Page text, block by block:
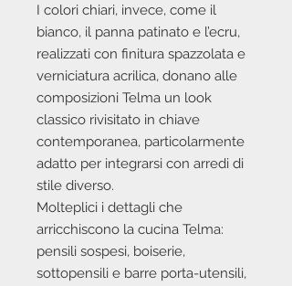
I colori chiari, invece, come il
bianco, il panna patinato e l’ecru,
realizzati con finitura spazzolata e
verniciatura acrilica, donano alle
composizioni Telma un look
classico rivisitato in chiave
contemporanea, particolarmente
adatto per integrarsi con arredi di
stile diverso.
Molteplici i dettagli che
arricchiscono la cucina Telma:
pensili sospesi, boiserie,
sottopensili e barre porta-utensili,